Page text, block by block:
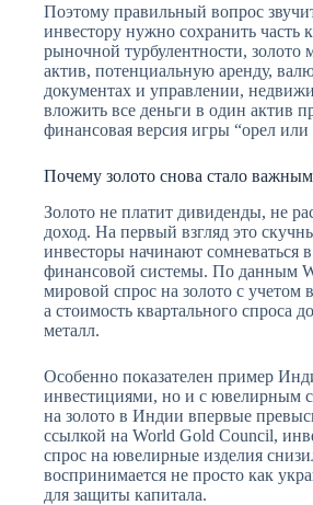
Поэтому правильный вопрос
инвестору нужно сохранить часть
рыночной турбулентности, золото
актив, потенциальную аренду,
документах и управлении,
вложить все деньги в один актив
финансовая версия игры “орел или
Почему золото снова стало
Золото не платит дивиденды, не
доход. На первый взгляд это
инвесторы начинают сомневаться
финансовой системы. По данным
мировой спрос на золото с
а стоимость квартального спроса
металл.
Особенно показателен пример
инвестициями, но и с ювелирным
на золото в Индии впервые
ссылкой на World Gold Council,
спрос на ювелирные изделия
воспринимается не просто как
для защиты капитала.